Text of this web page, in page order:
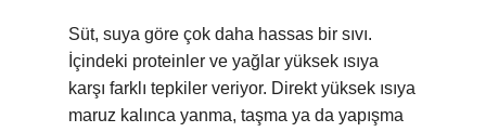
Süt, suya göre çok daha hassas bir sıvı.
İçindeki proteinler ve yağlar yüksek ısıya
karşı farklı tepkiler veriyor. Direkt yüksek ısıya
maruz kalınca yanma, taşma ya da yapışma